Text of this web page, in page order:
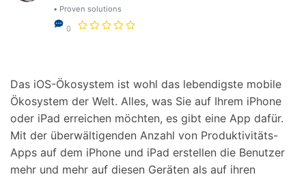
• Proven solutions
0
Das iOS-Ökosystem ist wohl das lebendigste mobile
Ökosystem der Welt. Alles, was Sie auf Ihrem iPhone
oder iPad erreichen möchten, es gibt eine App dafür.
Mit der überwältigenden Anzahl von Produktivitäts-
Apps auf dem iPhone und iPad erstellen die Benutzer
mehr und mehr auf diesen Geräten als auf ihren